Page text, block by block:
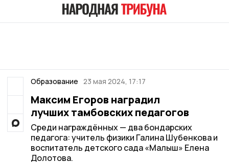
Образование 23 мая 2024, 17:17
Максим Егоров наградил
лучших тамбовских педагогов
Среди награждённых — два бондарских
педагога: учитель физики Галина Шубенкова и
воспитатель детского сада «Малыш» Елена
Долотова.